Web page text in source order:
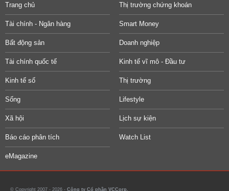
Trang chủ Thị trường chứng khoán
Tài chính - Ngân hàng Smart Money
Bất động sản Doanh nghiệp
Tài chính quốc tế Kinh tế vĩ mô - Đầu tư
Kinh tế số Thị trường
Sống Lifestyle
Xã hội Lịch sự kiện
Báo cáo phân tích Watch List
eMagazine
© Copyright 2007 - 2026 - Công ty Cổ phần VCCorp.